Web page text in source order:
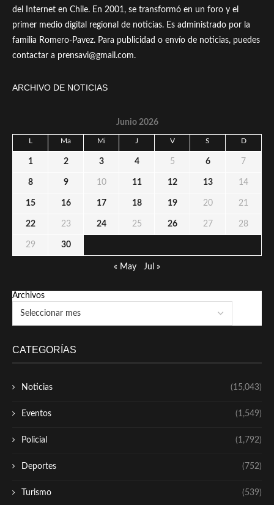
del Internet en Chile. En 2001, se transformó en un foro y el
primer medio digital regional de noticias. Es administrado por la
familia Romero-Pavez. Para publicidad o envío de noticias, puedes
contactar a prensavi@gmail.com.
ARCHIVO DE NOTICIAS
Junio 2026
L Ma Mi J V S D
1 2 3 4 5 6 7
8 9 10 11 12 13 14
15 16 17 18 19 20 21
22 23 24 25 26 27 28
29 30
« May Jul »
Archivos
CATEGORÍAS
Noticias (15,043)
Eventos (1,549)
Policial (1,792)
Deportes (752)
Turismo (539)